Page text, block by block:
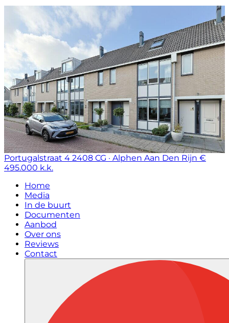
Portugalstraat 4 2408 CG · Alphen Aan Den Rijn €
495.000 k.k.
Home
Media
In de buurt
Documenten
Aanbod
Over ons
Reviews
Contact